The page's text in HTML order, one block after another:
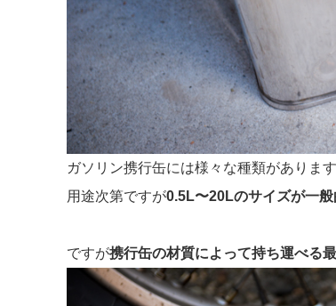
ガソリン携行缶には様々な種類があります
用途次第ですが0.5L〜20Lのサイズが一
ですが携行缶の材質によって持ち運べる